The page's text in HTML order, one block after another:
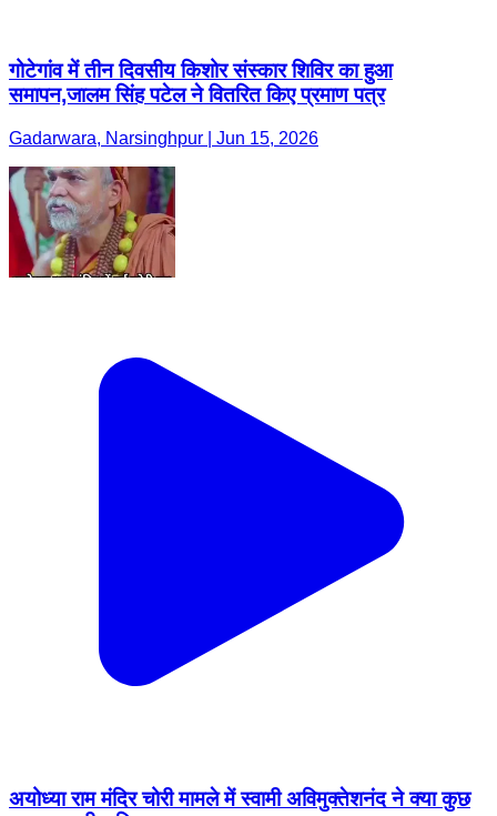
गोटेगांव में तीन दिवसीय किशोर संस्कार शिविर का हुआ
समापन,जालम सिंह पटेल ने वितरित किए प्रमाण पत्र
Gadarwara, Narsinghpur | Jun 15, 2026
अयोध्या राम मंदिर चोरी मामले में स्वामी अविमुक्तेशनंद ने क्या कुछ